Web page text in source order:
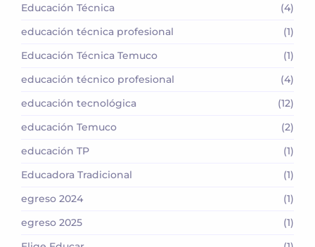
Educación Técnica
(4)
educación técnica profesional
(1)
Educación Técnica Temuco
(1)
educación técnico profesional
(4)
educación tecnológica
(12)
educación Temuco
(2)
educación TP
(1)
Educadora Tradicional
(1)
egreso 2024
(1)
egreso 2025
(1)